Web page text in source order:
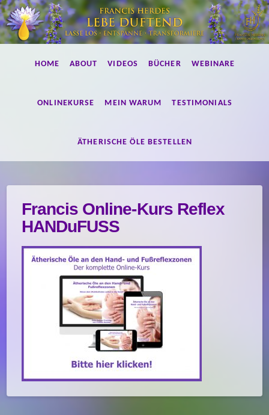
Lebe
duftend!
HOME ABOUT VIDEOS BÜCHER WEBINARE
ONLINEKURSE MEIN WARUM TESTIMONIALS
ÄTHERISCHE ÖLE BESTELLEN
Francis Online-Kurs Reflex
HANDuFUSS